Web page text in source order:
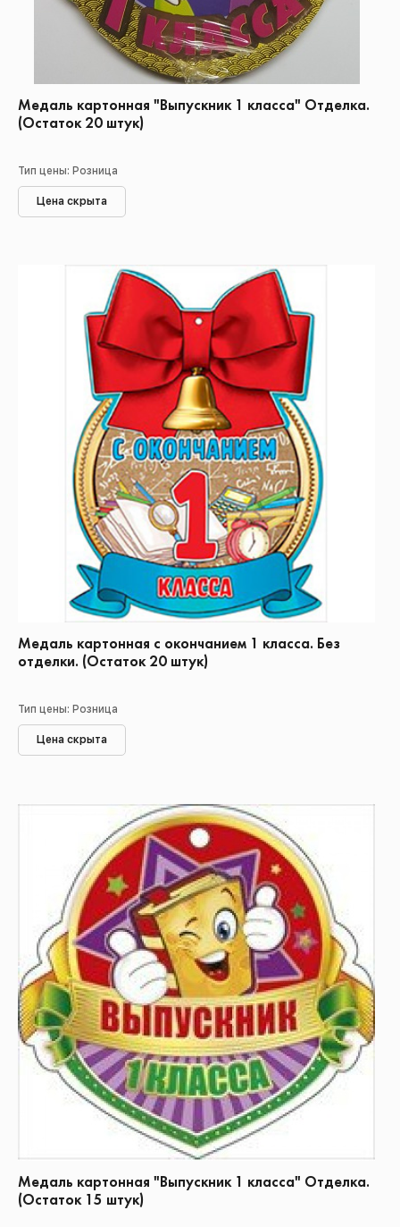
Медаль картонная "Выпускник 1 класса" Отделка.
(Остаток 20 штук)
Тип цены: Розница
Цена скрыта
Медаль картонная с окончанием 1 класса. Без
отделки. (Остаток 20 штук)
Тип цены: Розница
Цена скрыта
Медаль картонная "Выпускник 1 класса" Отделка.
(Остаток 15 штук)